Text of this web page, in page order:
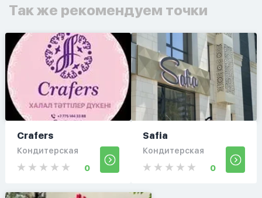
Так же рекомендуем точки
Crafers
Кондитерская
0
Safia
Кондитерская
0